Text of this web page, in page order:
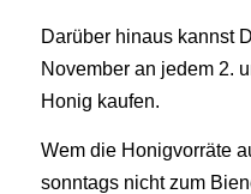
Darüber hinaus kannst
November an jedem 2.
Honig kaufen.
Wem die Honigvorräte
sonntags nicht zum